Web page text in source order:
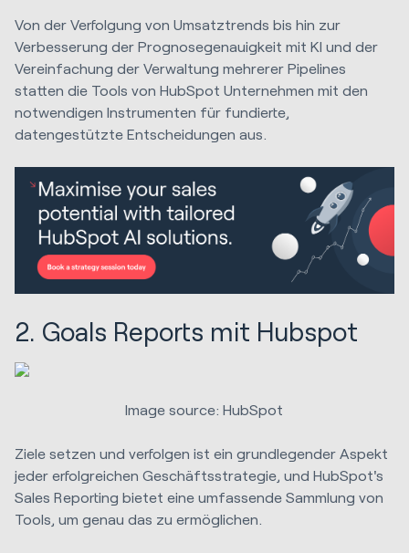
Von der Verfolgung von Umsatztrends bis hin zur
Verbesserung der Prognosegenauigkeit mit KI und der
Vereinfachung der Verwaltung mehrerer Pipelines
statten die Tools von HubSpot Unternehmen mit den
notwendigen Instrumenten für fundierte,
datengestützte Entscheidungen aus.
2. Goals Reports mit Hubspot
Image source: HubSpot
Ziele setzen und verfolgen ist ein grundlegender Aspekt
jeder erfolgreichen Geschäftsstrategie, und HubSpot's
Sales Reporting bietet eine umfassende Sammlung von
Tools, um genau das zu ermöglichen.